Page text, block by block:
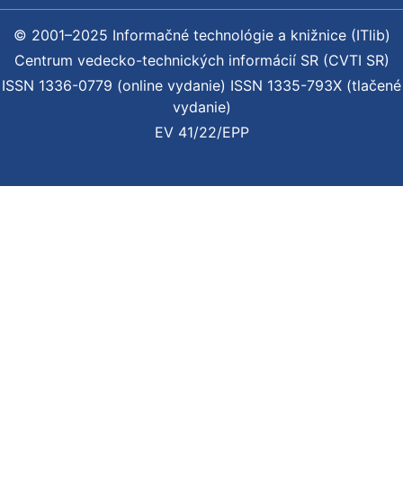
© 2001–2025 Informačné technológie a knižnice (ITlib)
Centrum vedecko-technických informácií SR (CVTI SR)
ISSN 1336-0779 (online vydanie) ISSN 1335-793X (tlačené
vydanie)
EV 41/22/EPP